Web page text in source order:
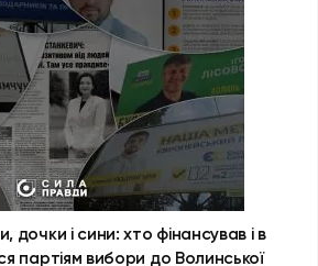
дочки і сини: хто фінансував і в
партіям вибори до Волинської